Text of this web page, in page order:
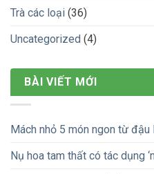
Trà các loại (36)
Uncategorized (4)
BÀI VIẾT MỚI
Mách nhỏ 5 món ngon từ
Nụ hoa tam thất có tác dụng